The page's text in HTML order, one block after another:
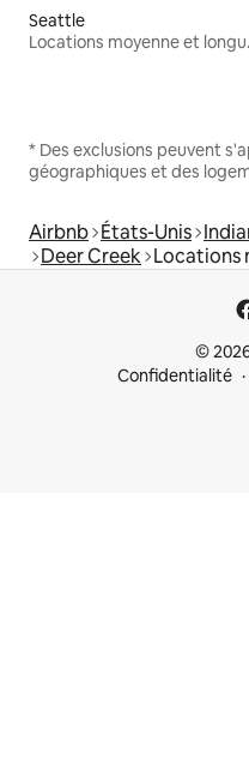
Seattle
* Des exclusions peuvent
géographiques et des
Airbnb États-Unis
Deer Creek Locations
©
Confidentialité